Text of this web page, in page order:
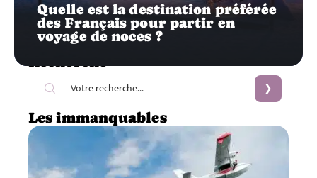
Quelle est la destination préférée
des Français pour partir en
voyage de noces ?
Recherche
Les immanquables